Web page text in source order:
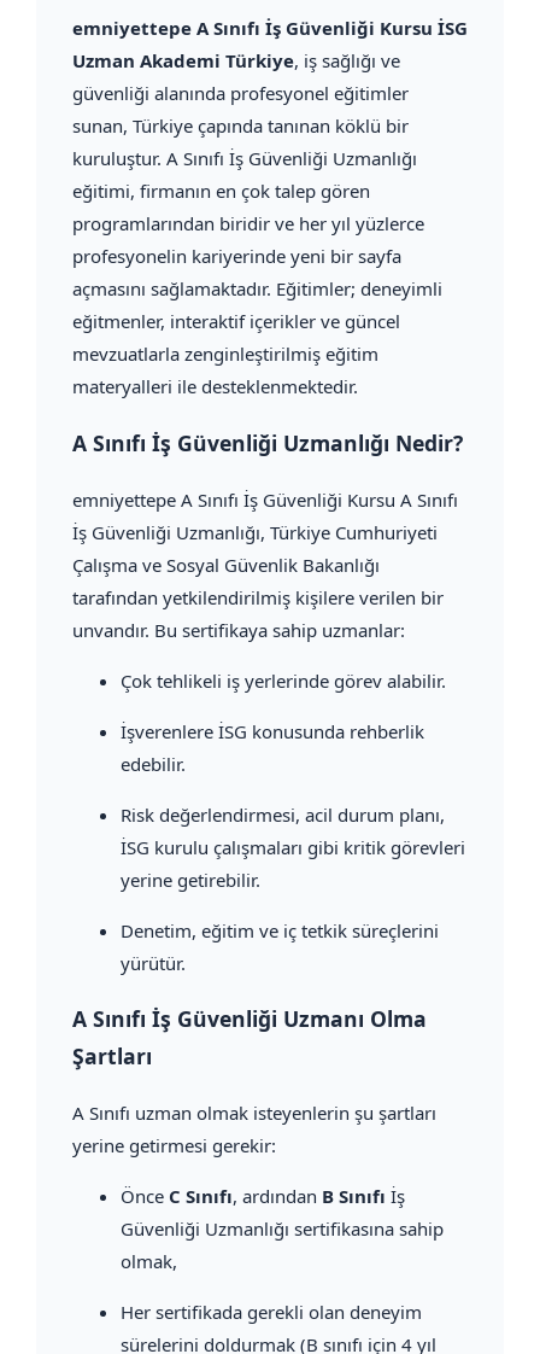
emniyettepe A Sınıfı İş Güvenliği Kursu İSG
Uzman Akademi Türkiye, iş sağlığı ve
güvenliği alanında profesyonel eğitimler
sunan, Türkiye çapında tanınan köklü bir
kuruluştur. A Sınıfı İş Güvenliği Uzmanlığı
eğitimi, firmanın en çok talep gören
programlarından biridir ve her yıl yüzlerce
profesyonelin kariyerinde yeni bir sayfa
açmasını sağlamaktadır. Eğitimler; deneyimli
eğitmenler, interaktif içerikler ve güncel
mevzuatlarla zenginleştirilmiş eğitim
materyalleri ile desteklenmektedir.
A Sınıfı İş Güvenliği Uzmanlığı Nedir?
emniyettepe A Sınıfı İş Güvenliği Kursu A Sınıfı
İş Güvenliği Uzmanlığı, Türkiye Cumhuriyeti
Çalışma ve Sosyal Güvenlik Bakanlığı
tarafından yetkilendirilmiş kişilere verilen bir
unvandır. Bu sertifikaya sahip uzmanlar:
Çok tehlikeli iş yerlerinde görev alabilir.
İşverenlere İSG konusunda rehberlik
edebilir.
Risk değerlendirmesi, acil durum planı,
İSG kurulu çalışmaları gibi kritik görevleri
yerine getirebilir.
Denetim, eğitim ve iç tetkik süreçlerini
yürütür.
A Sınıfı İş Güvenliği Uzmanı Olma
Şartları
A Sınıfı uzman olmak isteyenlerin şu şartları
yerine getirmesi gerekir:
Önce C Sınıfı, ardından B Sınıfı İş
Güvenliği Uzmanlığı sertifikasına sahip
olmak,
Her sertifikada gerekli olan deneyim
sürelerini doldurmak (B sınıfı için 4 yıl